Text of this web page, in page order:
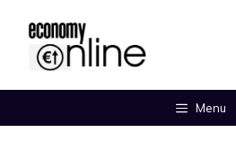
contenuto
Menu